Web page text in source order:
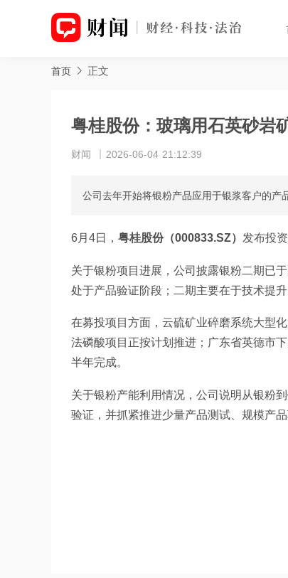
首页 正文
粤桂股份：玻璃用石英砂岩
财闻 2026-06-04 21:12:39
公司去年开始将银粉产品应用于银浆客户的产
6月4日， 粤桂股份（000833.SZ） 发布投
关于银粉项目进展，公司披露银粉二期已
处于产品验证阶段；二期主要在于技术提升
在募投项目方面，云硫矿业碎磨系统大型
法磷酸项目正按计划推进；广东省英德市
半年完成。
关于银粉产能利用情况，公司说明从银粉
验证，并抓紧推进少量产品测试、规模产